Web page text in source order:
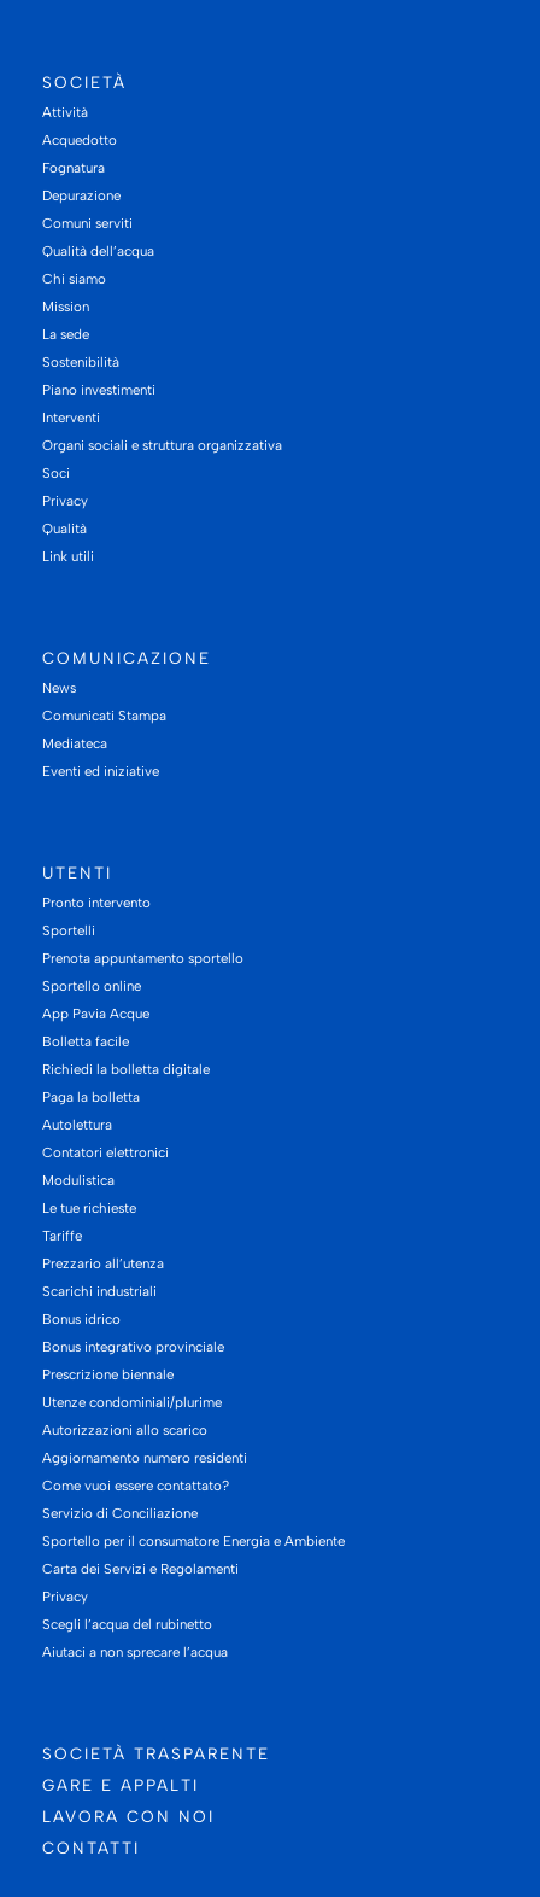
SOCIETÀ
Attività
Acquedotto
Fognatura
Depurazione
Comuni serviti
Qualità dell’acqua
Chi siamo
Mission
La sede
Sostenibilità
Piano investimenti
Interventi
Organi sociali e struttura organizzativa
Soci
Privacy
Qualità
Link utili
COMUNICAZIONE
News
Comunicati Stampa
Mediateca
Eventi ed iniziative
UTENTI
Pronto intervento
Sportelli
Prenota appuntamento sportello
Sportello online
App Pavia Acque
Bolletta facile
Richiedi la bolletta digitale
Paga la bolletta
Autolettura
Contatori elettronici
Modulistica
Le tue richieste
Tariffe
Prezzario all’utenza
Scarichi industriali
Bonus idrico
Bonus integrativo provinciale
Prescrizione biennale
Utenze condominiali/plurime
Autorizzazioni allo scarico
Aggiornamento numero residenti
Come vuoi essere contattato?
Servizio di Conciliazione
Sportello per il consumatore Energia e Ambiente
Carta dei Servizi e Regolamenti
Privacy
Scegli l’acqua del rubinetto
Aiutaci a non sprecare l’acqua
SOCIETÀ TRASPARENTE
GARE E APPALTI
LAVORA CON NOI
CONTATTI